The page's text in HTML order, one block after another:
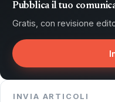
Pubblica il tuo
Gratis, con revisione
INVIA ARTICOLI